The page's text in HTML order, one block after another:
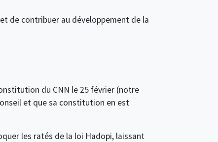
de contribuer au développement de la
du CNN le 25 février (notre
et que sa constitution en est
les ratés de la loi Hadopi, laissant